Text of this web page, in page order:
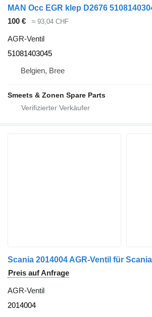
100 € ≈ 93,04 CHF
AGR-Ventil
51081403045
Belgien, Bree
Smeets & Zonen Spare Parts
Scania 2014004 AGR-Ventil für
Preis auf Anfrage
AGR-Ventil
2014004